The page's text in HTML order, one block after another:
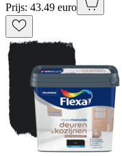
Prijs: 43.49 euro